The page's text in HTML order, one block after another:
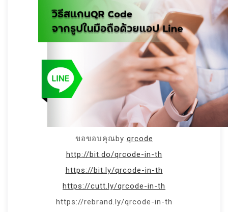
ขอขอบคุณby qrcode
http://bit.do/qrcode-in-th
https://bit.ly/qrcode-in-th
https://cutt.ly/qrcode-in-th
https://rebrand.ly/qrcode-in-th